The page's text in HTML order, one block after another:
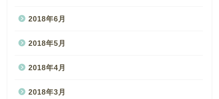
2018年6月
2018年5月
2018年4月
2018年3月